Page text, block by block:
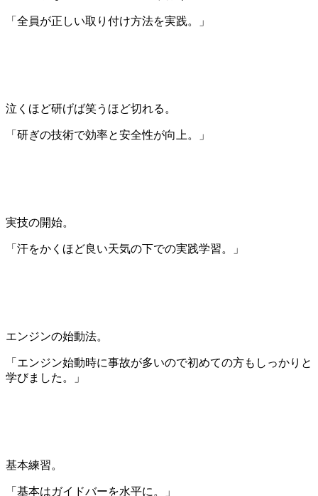
「全員が正しい取り付け方法を実践。」
泣くほど研げば笑うほど切れる。
「研ぎの技術で効率と安全性が向上。」
実技の開始。
「汗をかくほど良い天気の下での実践学習。」
エンジンの始動法。
「エンジン始動時に事故が多いので初めての方もしっかりと
学びました。」
基本練習。
「基本はガイドバーを水平に。」